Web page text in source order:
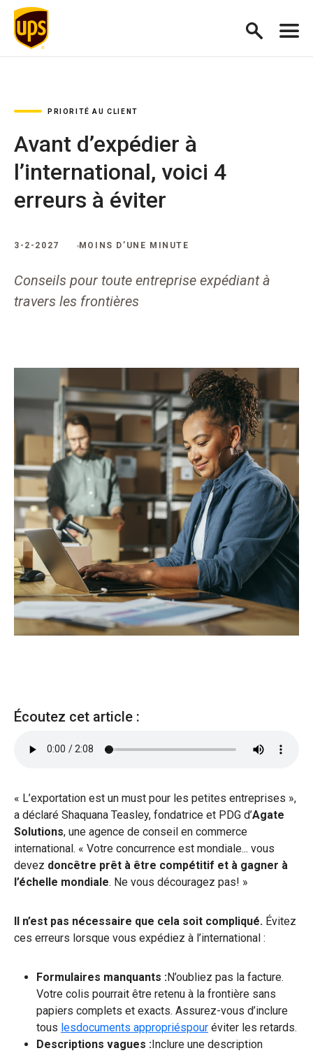
PRIORITÉ AU CLIENT
Avant d’expédier à
l’international, voici 4
erreurs à éviter
3-2-2027 MOINS D’UNE MINUTE
Conseils pour toute entreprise expédiant à
travers les frontières
Écoutez cet article :
« L’exportation est un must pour les petites entreprises »,
a déclaré Shaquana Teasley, fondatrice et PDG d’Agate
Solutions, une agence de conseil en commerce
international. « Votre concurrence est mondiale... vous
devez doncêtre prêt à être compétitif et à gagner à
l’échelle mondiale. Ne vous découragez pas! »
Il n’est pas nécessaire que cela soit compliqué. Évitez
ces erreurs lorsque vous expédiez à l’international :
Formulaires manquants :N’oubliez pas la facture.
Votre colis pourrait être retenu à la frontière sans
papiers complets et exacts. Assurez-vous d’inclure
tous lesdocuments appropriéspour éviter les retards.
Descriptions vagues :Inclure une description